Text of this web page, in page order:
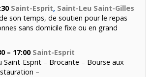
Saint-Esprit, Saint-Leu Saint-Gilles
son temps, de soutien pour le repas
sans domicile fixe ou en grand
– 17:00 Saint-Esprit
Saint-Esprit – Brocante – Bourse aux
–